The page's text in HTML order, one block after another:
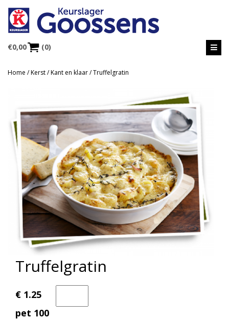
€0,00 (0)
Home /Kerst/Kant en klaar/ Truffelgratin
Truffelgratin
€ 1.25
pet 100